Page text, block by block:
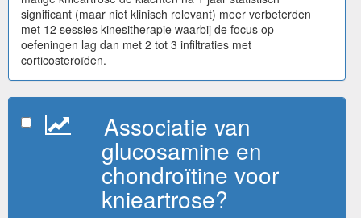
significant (maar niet klinisch relevant) meer verbeterden
met 12 sessies kinesitherapie waarbij de focus op
oefeningen lag dan met 2 tot 3 infiltraties met
corticosteroïden.
Associatie van
glucosamine en
chondroïtine voor
knieartrose?